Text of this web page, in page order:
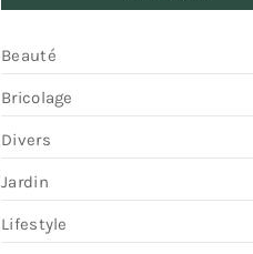
Beauté
Bricolage
Divers
Jardin
Lifestyle